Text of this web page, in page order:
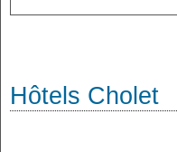
Hôtels Cholet